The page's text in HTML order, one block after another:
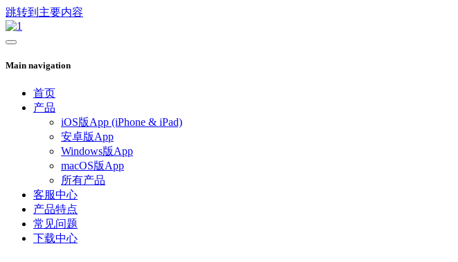
跳转到主要内容
Main navigation
首页
产品
iOS版App (iPhone & iPad)
安卓版App
Windows版App
macOS版App
所有产品
客服中心
产品特点
常见问题
下载中心